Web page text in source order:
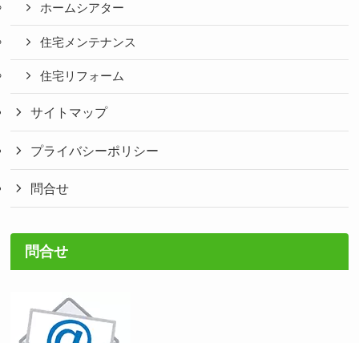
ホームシアター
住宅メンテナンス
住宅リフォーム
サイトマップ
プライバシーポリシー
問合せ
問合せ